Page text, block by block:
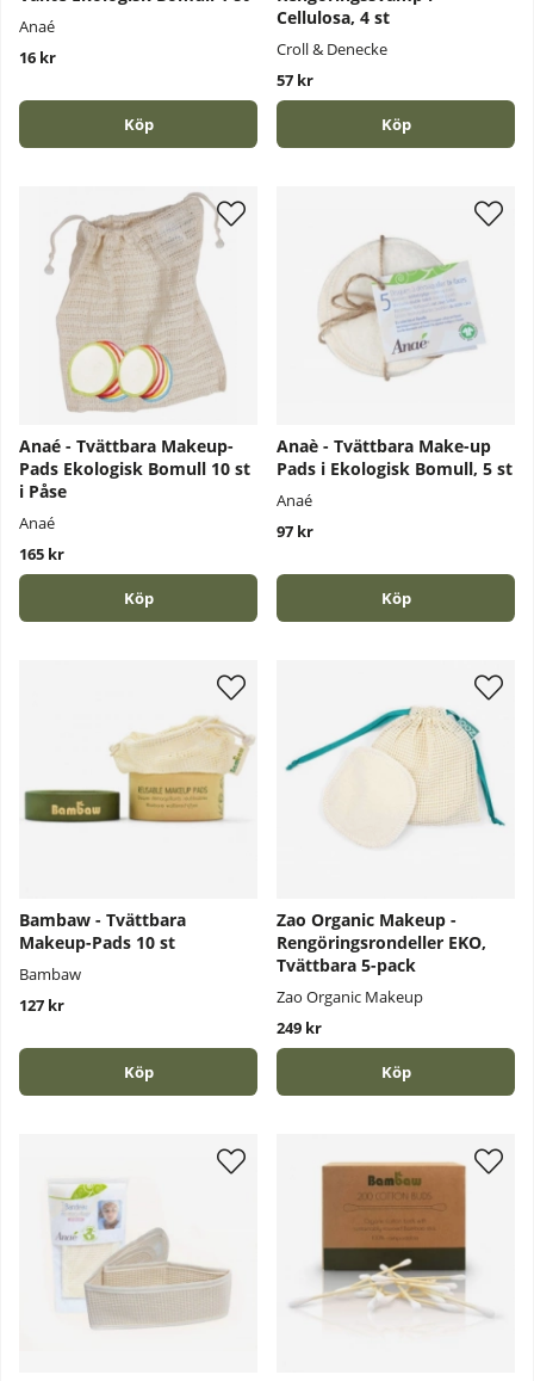
Anaé
16 kr
Köp
Cellulosa, 4 st
Croll & Denecke
57 kr
Köp
Anaé - Tvättbara Makeup-
Pads Ekologisk Bomull 10 st
i Påse
Anaé
165 kr
Köp
Anaè - Tvättbara Make-up
Pads i Ekologisk Bomull, 5 st
Anaé
97 kr
Köp
Bambaw - Tvättbara
Makeup-Pads 10 st
Bambaw
127 kr
Köp
Zao Organic Makeup -
Rengöringsrondeller EKO,
Tvättbara 5-pack
Zao Organic Makeup
249 kr
Köp